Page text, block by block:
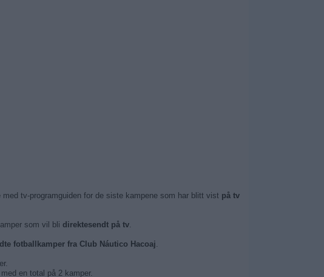
tv-programguiden for de siste kampene som har blitt vist på tv
som vil bli direktesendt på tv.
fotballkamper fra Club Náutico Hacoaj.
en total på 2 kamper.